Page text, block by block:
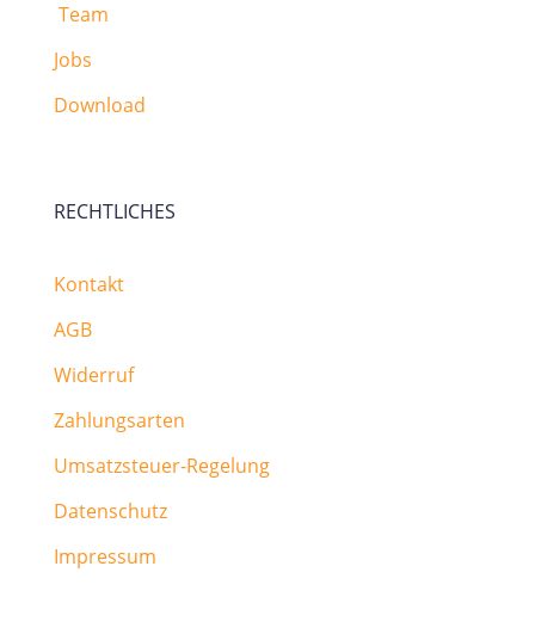
Team
Jobs
Download
RECHTLICHES
Kontakt
AGB
Widerruf
Zahlungsarten
Umsatzsteuer-Regelung
Datenschutz
Impressum